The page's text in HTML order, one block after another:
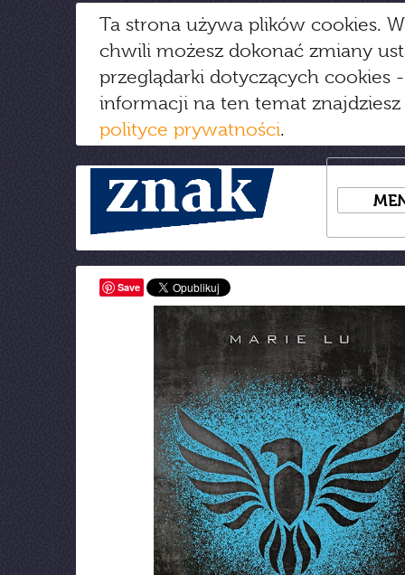
Ta strona używa plików cookies.
chwili możesz dokonać zmiany
przeglądarki dotyczących cookies
informacji na ten temat
polityce prywatności.
Save